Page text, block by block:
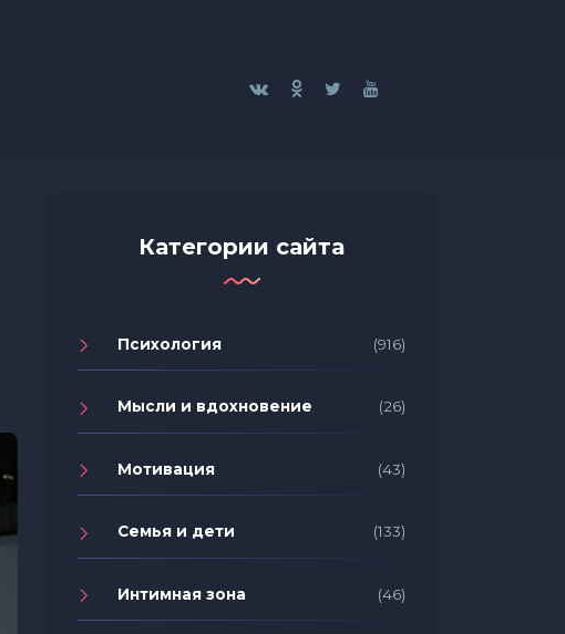
Категории сайта
Психология (916)
Мысли и вдохновение (26)
Мотивация (43)
Семья и дети (133)
Интимная зона (46)